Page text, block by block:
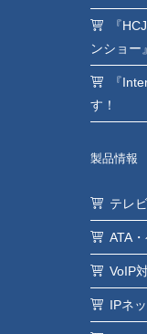
『
ンショー
『
す！
製品情報
テレ
ATA
VoIP
IPネ